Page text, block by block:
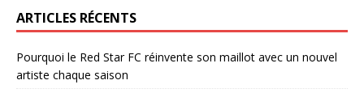
ARTICLES RÉCENTS
Pourquoi le Red Star FC réinvente son maillot avec un nouvel
artiste chaque saison